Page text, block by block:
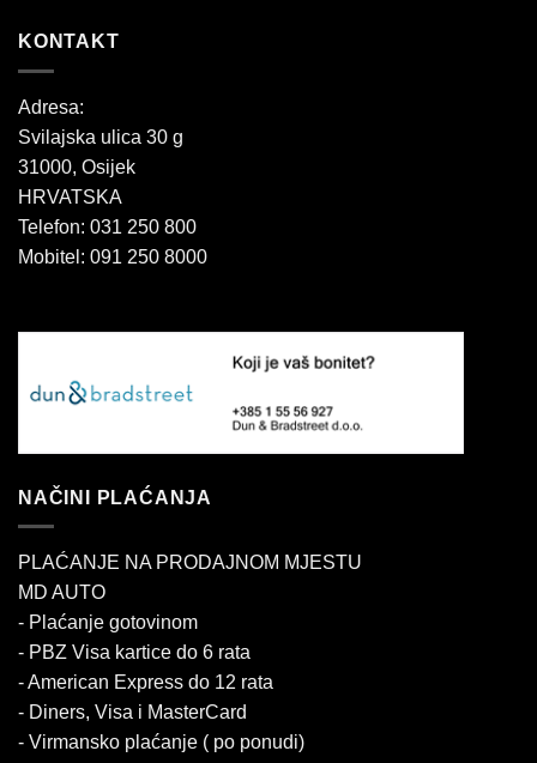
KONTAKT
Adresa:
Svilajska ulica 30 g
31000, Osijek
HRVATSKA
Telefon: 031 250 800
Mobitel: 091 250 8000
NAČINI PLAĆANJA
PLAĆANJE NA PRODAJNOM MJESTU
MD AUTO
- Plaćanje gotovinom
- PBZ Visa kartice do 6 rata
- American Express do 12 rata
- Diners, Visa i MasterCard
- Virmansko plaćanje ( po ponudi)